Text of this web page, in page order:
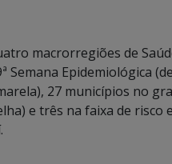
macrorregiões de
Semana Epidemiológica
27 municípios no
e três na faixa de risco